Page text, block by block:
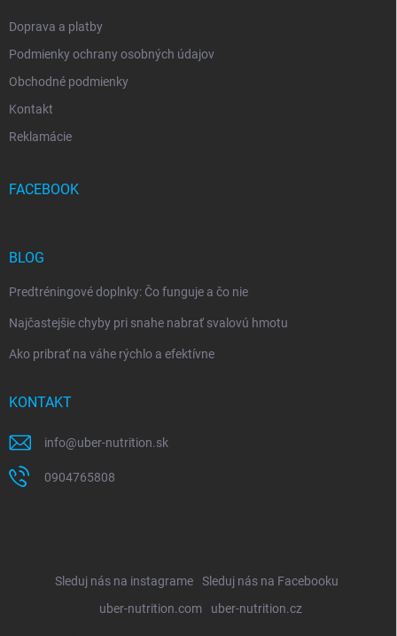
Doprava a platby
Podmienky ochrany osobných údajov
Obchodné podmienky
Kontakt
Reklamácie
FACEBOOK
BLOG
Predtréningové doplnky: Čo funguje a čo nie
Najčastejšie chyby pri snahe nabrať svalovú hmotu
Ako pribrať na váhe rýchlo a efektívne
KONTAKT
info@uber-nutrition.sk
0904765808
Sleduj nás na instagrame
Sleduj nás na Facebooku
uber-nutrition.com
uber-nutrition.cz